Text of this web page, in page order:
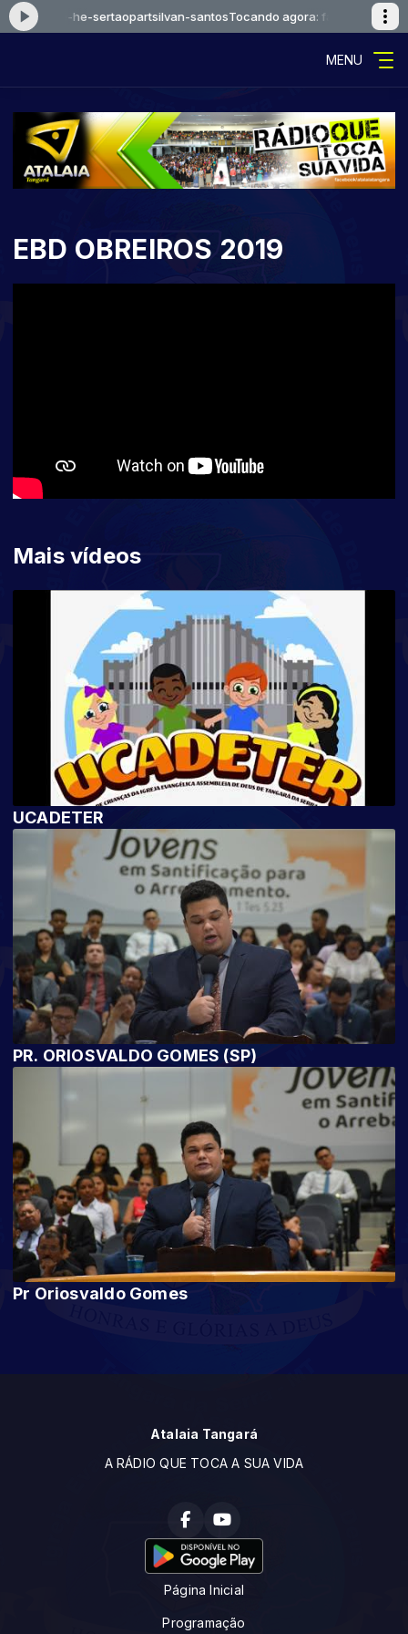
he-sertaopartsilvan-santosTocando agora: falcaoejosue-
MENU
EBD OBREIROS 2019
Mais vídeos
UCADETER
PR. ORIOSVALDO GOMES (SP)
Pr Oriosvaldo Gomes
Atalaia Tangará
A RÁDIO QUE TOCA A SUA VIDA
Página Inicial
Programação